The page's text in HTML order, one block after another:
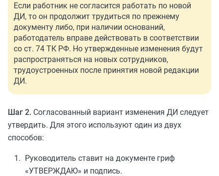
Если работник не согласится работать по новой
ДИ, то он продолжит трудиться по прежнему
документу либо, при наличии оснований,
работодатель вправе действовать в соответствии
со ст. 74 ТК РФ. Но утвержденные изменения будут
распространяться на новых сотрудников,
трудоустроенных после принятия новой редакции
ДИ.
Шаг 2. Согласованный вариант изменения ДИ следует
утвердить. Для этого используют один из двух
способов:
Руководитель ставит на документе гриф
«УТВЕРЖДАЮ» и подпись.